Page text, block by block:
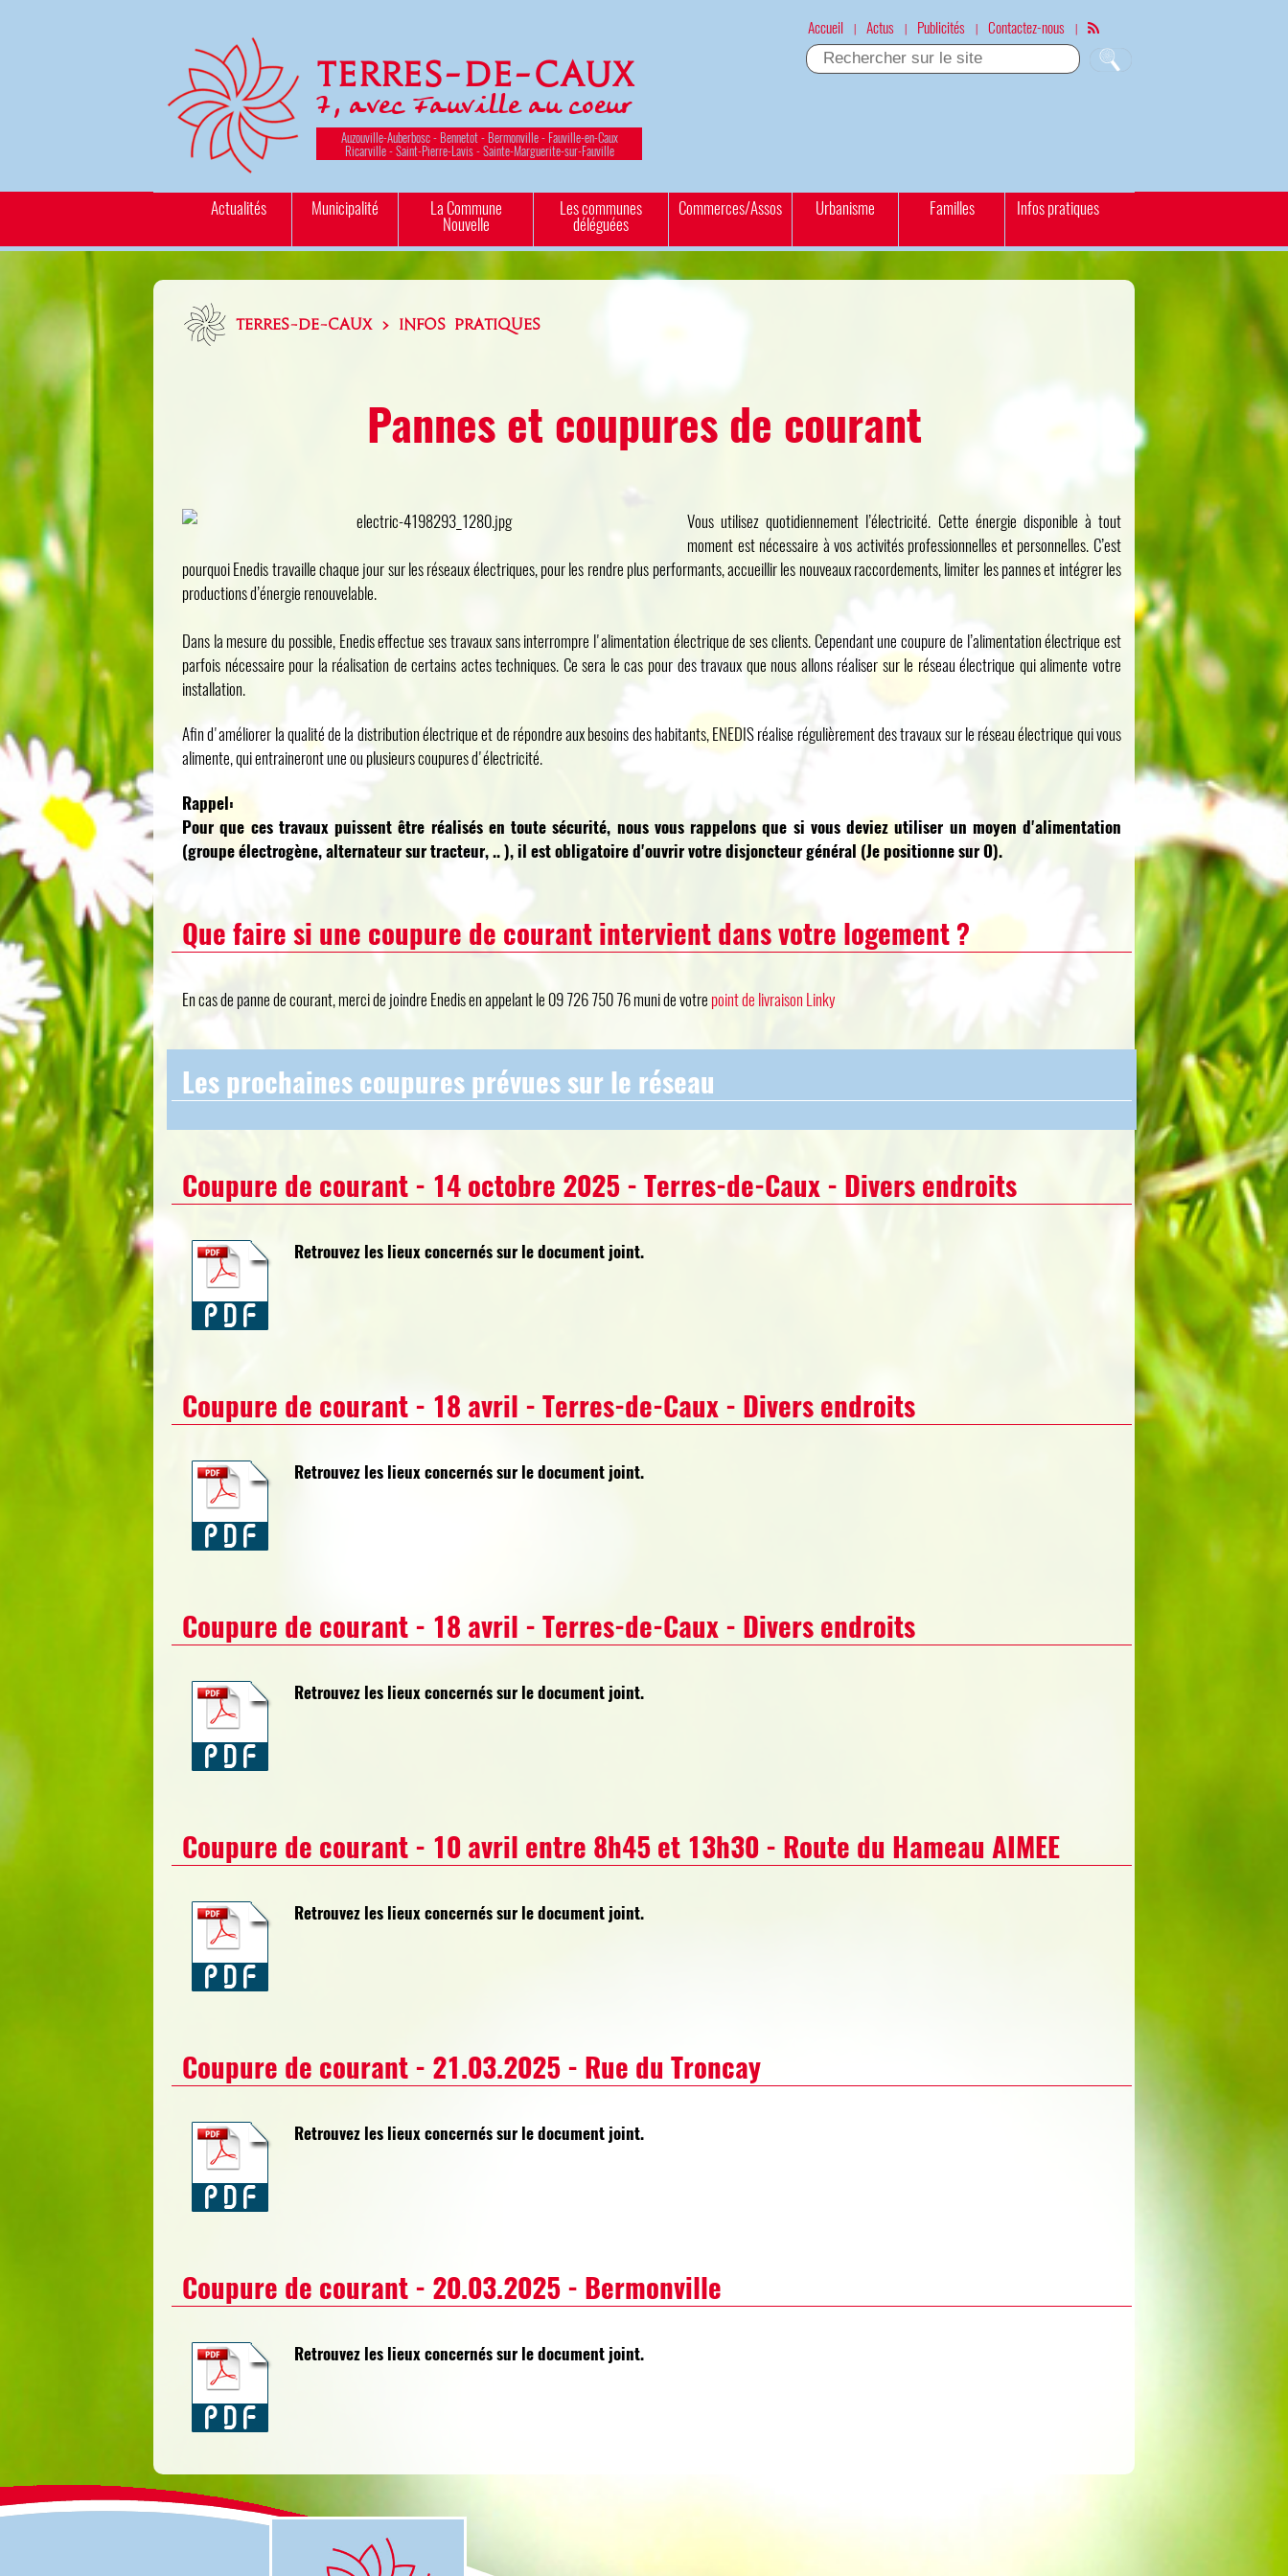
Terres-de-Caux
7, avec Fauville au coeur
Auzouville-Auberbosc - Bennetot - Bermonville - Fauville-en-Caux
Ricarville - Saint-Pierre-Lavis - Sainte-Marguerite-sur-Fauville
Accueil | Actus | Publicités | Contactez-nous |
Actualités Municipalité La Commune
Nouvelle
Les communes
déléguées
Commerces/Assos Urbanisme Familles Infos pratiques
TERRES-DE-CAUX > INFOS PRATIQUES
Pannes et coupures de courant
Vous utilisez quotidiennement l’électricité. Cette énergie disponible à tout
moment est nécessaire à vos activités professionnelles et personnelles. C’est
pourquoi Enedis travaille chaque jour sur les réseaux électriques, pour les rendre plus performants, accueillir les nouveaux raccordements, limiter les pannes et intégrer les
productions d’énergie renouvelable.
Dans la mesure du possible, Enedis effectue ses travaux sans interrompre l'alimentation électrique de ses clients. Cependant une coupure de l’alimentation électrique est
parfois nécessaire pour la réalisation de certains actes techniques. Ce sera le cas pour des travaux que nous allons réaliser sur le réseau électrique qui alimente votre
installation.
Afin d'améliorer la qualité de la distribution électrique et de répondre aux besoins des habitants, ENEDIS réalise régulièrement des travaux sur le réseau électrique qui vous
alimente, qui entraineront une ou plusieurs coupures d'électricité.
Rappel:
Pour que ces travaux puissent être réalisés en toute sécurité, nous vous rappelons que si vous deviez utiliser un moyen d'alimentation
(groupe électrogène, alternateur sur tracteur, .. ), il est obligatoire d'ouvrir votre disjoncteur général (Je positionne sur O).
Que faire si une coupure de courant intervient dans votre logement ?
En cas de panne de courant, merci de joindre Enedis en appelant le 09 726 750 76 muni de votre point de livraison Linky
Les prochaines coupures prévues sur le réseau
Coupure de courant - 14 octobre 2025 - Terres-de-Caux - Divers endroits
Retrouvez les lieux concernés sur le document joint.
Coupure de courant - 18 avril - Terres-de-Caux - Divers endroits
Retrouvez les lieux concernés sur le document joint.
Coupure de courant - 18 avril - Terres-de-Caux - Divers endroits
Retrouvez les lieux concernés sur le document joint.
Coupure de courant - 10 avril entre 8h45 et 13h30 - Route du Hameau AIMEE
Retrouvez les lieux concernés sur le document joint.
Coupure de courant - 21.03.2025 - Rue du Troncay
Retrouvez les lieux concernés sur le document joint.
Coupure de courant - 20.03.2025 - Bermonville
Retrouvez les lieux concernés sur le document joint.